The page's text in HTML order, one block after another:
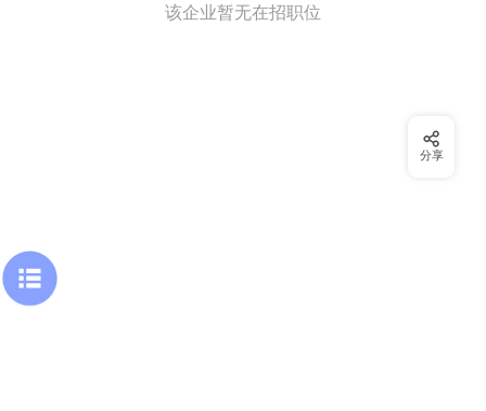
该企业暂无在招职位
分享